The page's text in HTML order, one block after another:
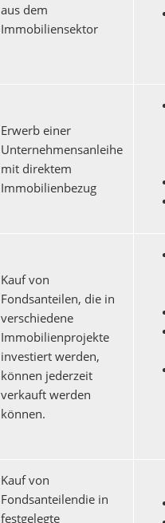
aus dem
Immobiliensektor
Erwerb einer
Unternehmensanleihe
mit direktem
Immobilienbezug
Kauf von
Fondsanteilen, die in
verschiedene
Immobilienprojekte
investiert werden,
können jederzeit
verkauft werden
können.
Kauf von
Fondsanteilendie in
festgelegte